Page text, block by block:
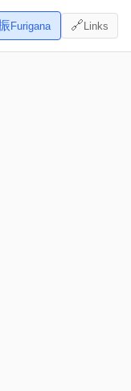
Furigana 🔗Links